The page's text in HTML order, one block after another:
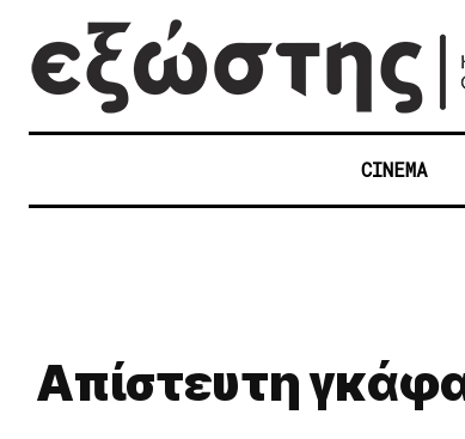
CINEMA
Απίστευτη